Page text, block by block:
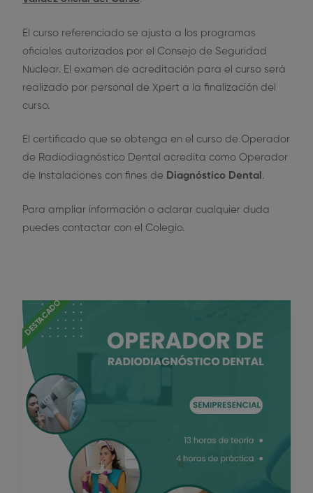
El curso referenciado se ajusta a los programas
oficiales autorizados por el Consejo de Seguridad
Nuclear. El examen de acreditación para el curso será
realizado por personal de Xpert a la finalización del
curso.
El certificado que se obtenga en el curso de Operador
de Radiodiagnóstico Dental acredita como Operador
de Instalaciones con fines de Diagnóstico Dental .
Para ampliar información o aclarar cualquier duda
puedes contactar con el Colegio.